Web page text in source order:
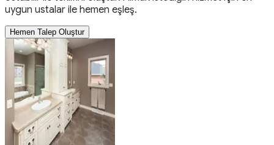
uygun ustalar ile hemen eşleş.
Hemen Talep Oluştur